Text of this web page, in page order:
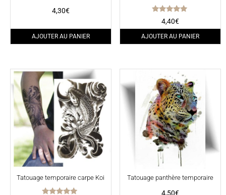
4,30€
AJOUTER AU PANIER
Note
5.00
4,40€
AJOUTER AU PANIER
Tatouage temporaire carpe Koi Tatouage panthère temporaire
4,50€